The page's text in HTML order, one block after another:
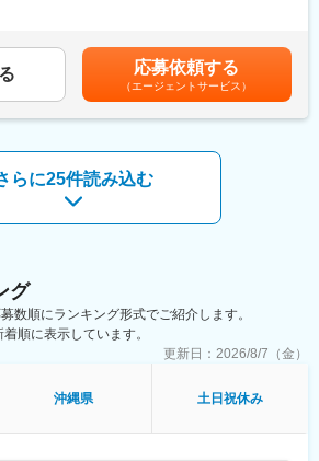
タ活用ニーズに応じて、 ビューアー、 図化シ
施工の進捗管理システムなどを提供していま
の定める業務
は1,000万円～2億円位程度まで様々です。現
職人と連携し、安全管理、工程進捗の確認、原
事品質の確保を進めます。また、出張も日常的
スグループとの協働による新たな施工技術の活
バックホウなどの先端技術の導入・展開にも関
うち土木施工管理職16名。中途入社者比率90％
躍しています。
ラ整備を通じて地域社会へ貢献し、最先端の
導入にも挑戦できます。
応募依頼する
（エージェントサービス）
らに25件読み込む
グ
数順にランキング形式でご紹介します。
順に表示しています。
更新日： 2026/8/7（金）
沖縄県 土日祝休み